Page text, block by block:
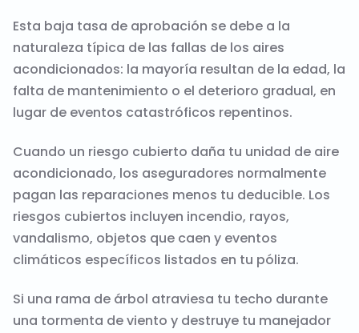
Esta baja tasa de aprobación se debe a la
naturaleza típica de las fallas de los aires
acondicionados: la mayoría resultan de la edad, la
falta de mantenimiento o el deterioro gradual, en
lugar de eventos catastróficos repentinos.
Cuando un riesgo cubierto daña tu unidad de aire
acondicionado, los aseguradores normalmente
pagan las reparaciones menos tu deducible. Los
riesgos cubiertos incluyen incendio, rayos,
vandalismo, objetos que caen y eventos
climáticos específicos listados en tu póliza.
Si una rama de árbol atraviesa tu techo durante
una tormenta de viento y destruye tu manejador